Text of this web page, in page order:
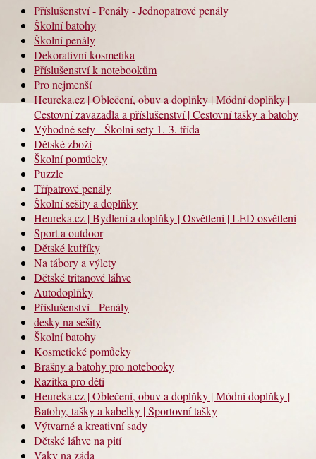
Příslušenství - Penály - Jednopatrové penály
Školní batohy
Školní penály
Dekorativní kosmetika
Příslušenství k notebookům
Pro nejmenší
Heureka.cz | Oblečení, obuv a doplňky | Módní doplňky |
Cestovní zavazadla a příslušenství | Cestovní tašky a batohy
Výhodné sety - Školní sety 1.-3. třída
Dětské zboží
Školní pomůcky
Puzzle
Třípatrové penály
Školní sešity a doplňky
Heureka.cz | Bydlení a doplňky | Osvětlení | LED osvětlení
Sport a outdoor
Dětské kufříky
Na tábory a výlety
Dětské tritanové láhve
Autodoplňky
Příslušenství - Penály
desky na sešity
Školní batohy
Kosmetické pomůcky
Brašny a batohy pro notebooky
Razítka pro děti
Heureka.cz | Oblečení, obuv a doplňky | Módní doplňky |
Batohy, tašky a kabelky | Sportovní tašky
Výtvarné a kreativní sady
Dětské láhve na pití
Vaky na záda